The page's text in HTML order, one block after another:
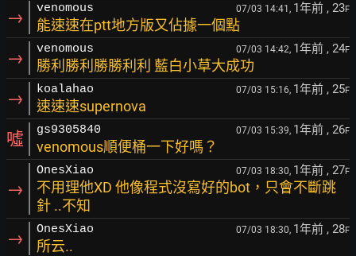
→ venomous 07/03 14:41, 1年前 , 23F
能速速在ptt地方版又佔據一個點
→ venomous 07/03 14:42, 1年前 , 24F
勝利勝利勝勝利利 藍白小草大成功
→ koalahao 07/03 15:16, 1年前 , 25F
速速速supernova
噓 gs9305840 07/03 15:39, 1年前 , 26F
venomous順便桶一下好嗎？
→
OnesXiao 07/03 18:30, 1年前 , 27F
不用理他XD 他像程式沒寫好的bot，只會不斷跳
針 ..不知
→ OnesXiao 07/03 18:30, 1年前 , 28F
所云..